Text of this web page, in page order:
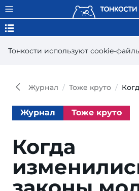
Тонкости используют сookie-
Журнал Тоже круто
Журнал Тоже круто
Когда